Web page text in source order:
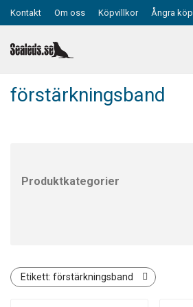
Kontakt Om oss Köpvillkor Ångra köp
förstärkningsband
Produktkategorier
Dragkedja torrdräkt YKK
Dräktverkstad för torrdräkter
Etikett: förstärkningsband